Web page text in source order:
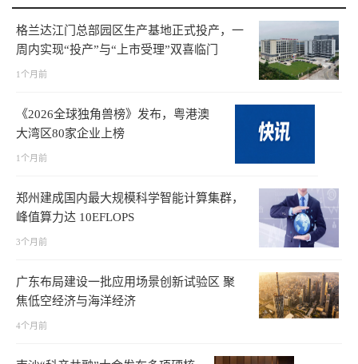
格兰达江门总部园区生产基地正式投产，一
周内实现“投产”与“上市受理”双喜临门
1个月前
《2026全球独角兽榜》发布，粤港澳
大湾区80家企业上榜
1个月前
郑州建成国内最大规模科学智能计算集群，
峰值算力达 10EFLOPS
3个月前
广东布局建设一批应用场景创新试验区 聚
焦低空经济与海洋经济
4个月前